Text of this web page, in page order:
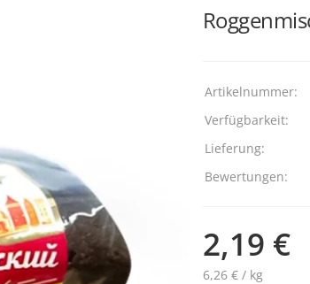
Artikelnummer:
Verfügbarkeit:
Lieferung:
Bewertungen:
2,19 €
6,26 € / kg